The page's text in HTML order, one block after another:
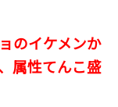
のイケメンか
属性てんこ盛